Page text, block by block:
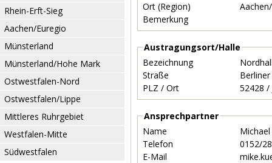
Rhein-Erft-Sieg
Aachen/Euregio
Münsterland
Münsterland/Hohe Mark
Ostwestfalen-Nord
Ostwestfalen/Lippe
Mittleres Ruhrgebiet
Westfalen-Mitte
Südwestfalen
Ort (Region)
Bemerkung
Austragungsort/Halle
Bezeichnung
Straße
PLZ / Ort
Ansprechpartner
Name
Telefon
0152/
E-Mail